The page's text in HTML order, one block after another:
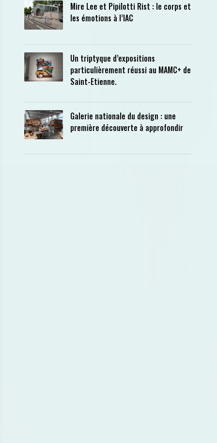
Mire Lee et Pipilotti Rist : le corps et
les émotions à l’IAC
Un triptyque d’expositions
particulièrement réussi au MAMC+ de
Saint-Etienne.
Galerie nationale du design : une
première découverte à approfondir